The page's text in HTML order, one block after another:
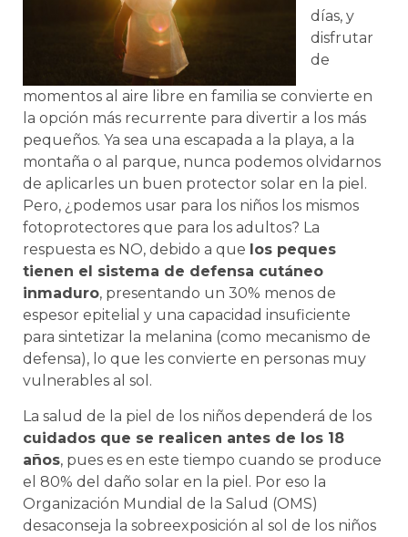
días, y
disfrutar
de
momentos al aire libre en familia se convierte en
la opción más recurrente para divertir a los más
pequeños. Ya sea una escapada a la playa, a la
montaña o al parque, nunca podemos olvidarnos
de aplicarles un buen protector solar en la piel.
Pero, ¿podemos usar para los niños los mismos
fotoprotectores que para los adultos? La
respuesta es NO, debido a que los peques
tienen el sistema de defensa cutáneo
inmaduro, presentando un 30% menos de
espesor epitelial y una capacidad insuficiente
para sintetizar la melanina (como mecanismo de
defensa), lo que les convierte en personas muy
vulnerables al sol.
La salud de la piel de los niños dependerá de los
cuidados que se realicen antes de los 18
años, pues es en este tiempo cuando se produce
el 80% del daño solar en la piel. Por eso la
Organización Mundial de la Salud (OMS)
desaconseja la sobreexposición al sol de los niños